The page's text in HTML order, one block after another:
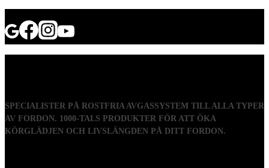
SPECIALISTER PÅ ROSTFRIA AVGASSYSTEM TILL ALLA TYPER
AV FORDON. 1000-TALS PRODUKTER FÖR ATT ÖKA
KÖRGLÄDJEN OCH LIVSLÄNGDEN PÅ DITT FORDON.